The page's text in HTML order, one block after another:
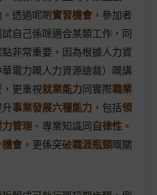
透過呢啲實習機會 ，參加者
自己係咪適合某類工作，同
非常重要，因為根據人力資
電力嘅人力資源總裁）嘅講
更重視就業能力同實際職業
事業發展六種能力 ，包括領
力管理 、專業知識同自律性 。
會 ，更係突破職涯瓶頸嘅關